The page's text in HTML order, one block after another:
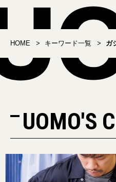
HOME キーワード一覧 ガ
UOMO'S